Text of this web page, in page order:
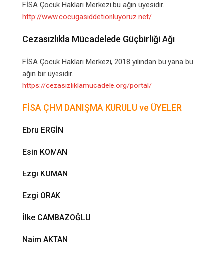
FİSA Çocuk Hakları Merkezi bu ağın üyesidir.
http://www.cocugasiddetionluyoruz.net/
Cezasızlıkla Mücadelede Güçbirliği Ağı
FİSA Çocuk Hakları Merkezi, 2018 yılından bu yana bu
ağın bir üyesidir.
https://cezasizliklamucadele.org/portal/
FİSA ÇHM DANIŞMA KURULU ve ÜYELER
Ebru ERGİN
Esin KOMAN
Ezgi KOMAN
Ezgi ORAK
İlke CAMBAZOĞLU
Naim AKTAN